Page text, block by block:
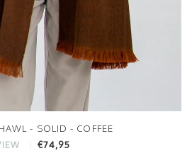
- SOLID - COFFEE
€74,95